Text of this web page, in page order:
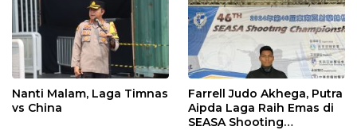
Nanti Malam, Laga Timnas
vs China
Farrell Judo Akhega, Putra
Aipda Laga Raih Emas di
SEASA Shooting